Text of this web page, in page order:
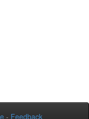
- Feedback